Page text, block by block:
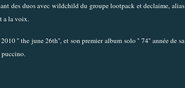
des duos avec wildchild du groupe lootpack et declaime, alias
a la voix.
'' the june 26th'', et son premier album solo '' 74'' année de sa
puccino.